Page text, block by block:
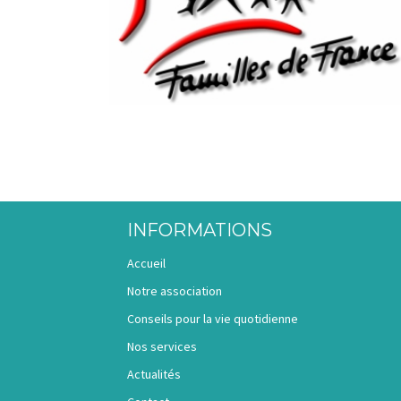
INFORMATIONS
Accueil
Notre association
Conseils pour la vie quotidienne
Nos services
Actualités